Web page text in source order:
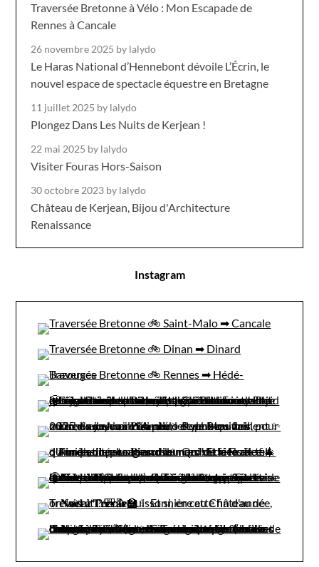
Traversée Bretonne à Vélo : Mon Escapade de
Rennes à Cancale
26 novembre 2025 by lalydo
Le Haras National d’Hennebont dévoile L’Écrin, le
nouvel espace de spectacle équestre en Bretagne
11 juillet 2025 by lalydo
Plongez Dans Les Nuits de Kerjean !
22 mai 2025 by lalydo
Visiter Fouras Hors-Saison
30 octobre 2023 by lalydo
Château de Kerjean, Bijou d'Architecture
Renaissance
Instagram